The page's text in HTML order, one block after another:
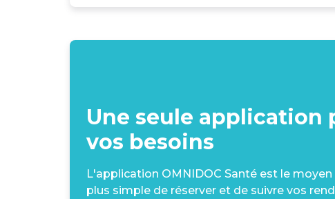
Une seule application
vos besoins
L'application OMNIDOC Santé est le
plus simple de réserver et de suivre vos